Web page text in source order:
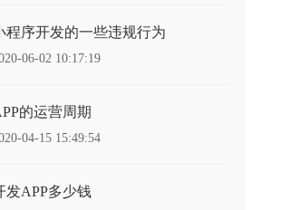
程序开发的一些违规行为
06-02 10:17:19
的运营周期
04-15 15:49:54
发APP多少钱